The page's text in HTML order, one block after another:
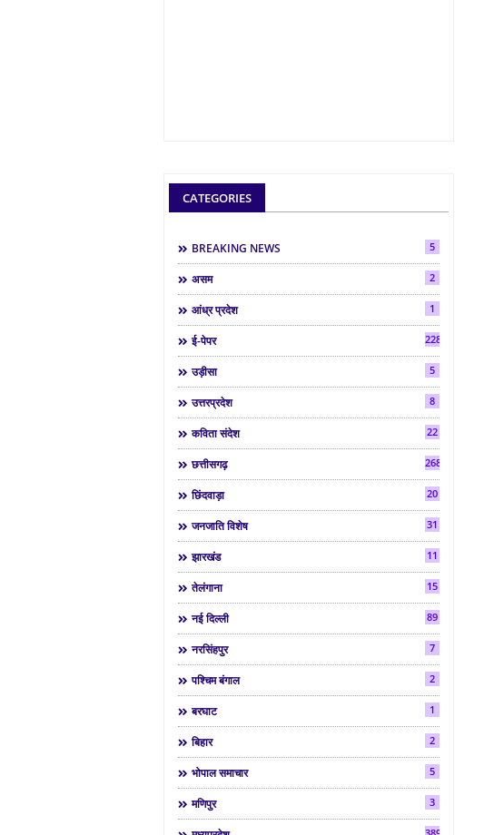
CATEGORIES
BREAKING NEWS 5
असम 2
आंध्र प्रदेश 1
ई-पेपर 2286
उड़ीसा 5
उत्तरप्रदेश 8
कविता संदेश 22
छत्तीसगढ़ 268
छिंदवाड़ा 20
जनजाति विशेष 31
झारखंड 11
तेलंगाना 15
नई दिल्ली 89
नरसिंहपुर 7
पश्चिम बंगाल 2
बरघाट 1
बिहार 2
भोपाल समाचार 5
मणिपुर 3